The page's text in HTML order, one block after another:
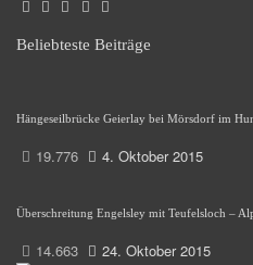
Beliebteste Beiträge
Hängeseilbrücke Geierlay bei Mörsdorf im
19.776 4. Oktober 2015
Überschreitung Engelsley mit Teufelsloch –
14.663 24. Oktober 2015